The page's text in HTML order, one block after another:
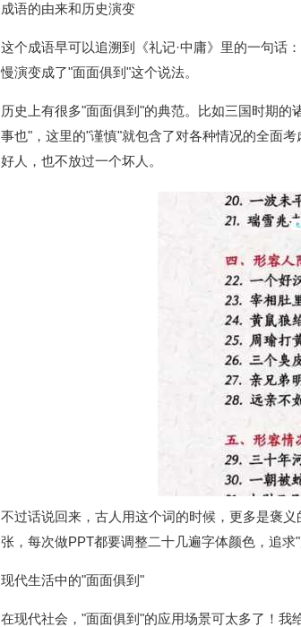
成语的由来和历史演变
这个成语早可以追溯到《礼记·中庸》里的一句话
慢演变成了"面面俱到"这个说法。
历史上有很多"面面俱到"的典范。比如三国时期
事也"，这里的"谨慎"就包含了对各种情况的全面
好人，也不放过一个坏人。
不过话说回来，古人用这个词的时候，更多是褒
张，每次做PPT都要调整二十几遍字体颜色，追求
现代生活中的"面面俱到"
在现代社会，"面面俱到"的应用场景可太多了！我